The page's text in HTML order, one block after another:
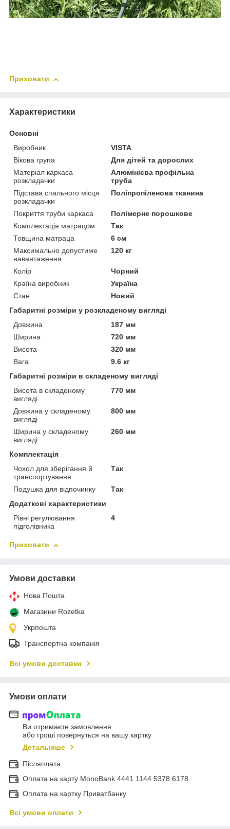
Приховати
Характеристики
Основні
Виробник
VISTA
Вікова група
Для дітей та дорослих
Матеріал каркаса
розкладачки
Алюмінієва профільна
труба
Підстава спального місця
розкладачки
Поліпропіленова тканина
Покриття труби каркаса
Полімерне порошкове
Комплектація матрацом
Так
Товщина матраца
6 см
Максимально допустиме
навантаження
120 кг
Колір
Чорний
Країна виробник
Україна
Стан
Новий
Габаритні розміри у розкладеному вигляді
Довжина
187 мм
Ширина
720 мм
Висота
320 мм
Вага
9.6 кг
Габаритні розміри в складеному вигляді
Висота в складеному
вигляді
770 мм
Довжина у складеному
вигляді
800 мм
Ширина у складеному
вигляді
260 мм
Комплектація
Чохол для зберігання й
транспортування
Так
Подушка для відпочинку
Так
Додаткові характеристики
Рівні регулювання
підголівника
4
Приховати
Умови доставки
Нова Пошта
Магазини Rozetka
Укрпошта
Транспортна компанія
Всі умови доставки
Умови оплати
Ви отримаєте замовлення
або гроші повернуться на вашу картку
Детальніше
Післяплата
Оплата на карту MonoBank 4441 1144 5378 6178
Оплата на картку Приватбанку
Всі умови оплати